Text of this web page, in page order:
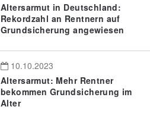
Altersarmut in Deutschland:
Rekordzahl an Rentnern auf
Grundsicherung angewiesen
10.10.2023
Altersarmut: Mehr Rentner
bekommen Grundsicherung im
Alter